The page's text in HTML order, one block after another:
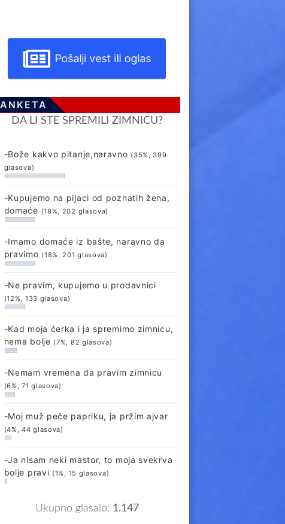
Pošalji vest ili oglas
ANKETA
DA LI STE SPREMILI ZIMNICU?
-Bože kakvo pitanje,naravno (35%, 399
glasova)
-Kupujemo na pijaci od poznatih žena,
domaće (18%, 202 glasova)
-Imamo domaće iz bašte, naravno da
pravimo (18%, 201 glasova)
-Ne pravim, kupujemo u prodavnici
(12%, 133 glasova)
-Kad moja ćerka i ja spremimo zimnicu,
nema bolje (7%, 82 glasova)
-Nemam vremena da pravim zimnicu
(6%, 71 glasova)
-Moj muž peče papriku, ja pržim ajvar
(4%, 44 glasova)
-Ja nisam neki mastor, to moja svekrva
bolje pravi (1%, 15 glasova)
Ukupno glasalo: 1.147